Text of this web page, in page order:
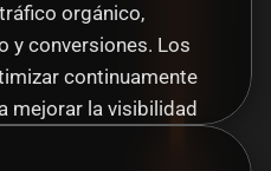
orgánico,
y conversiones. Los
continuamente
mejorar la visibilidad